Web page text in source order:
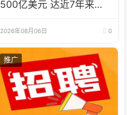
500亿美元 达近7年来最
2026年08月06日 0
推广